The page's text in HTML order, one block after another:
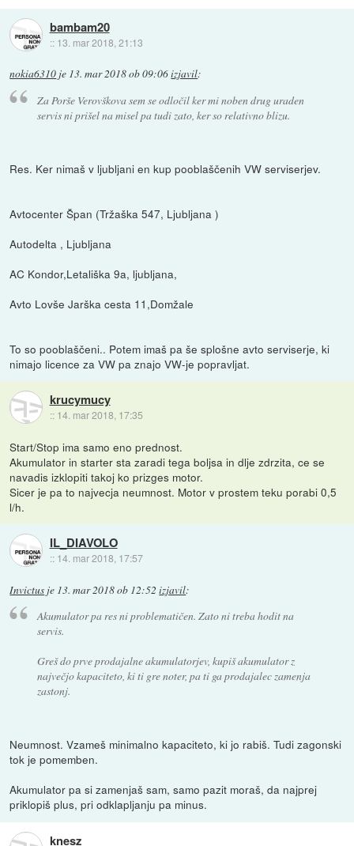
bambam20
:: 13. mar 2018, 21:13
nokia6310 je 13. mar 2018 ob 09:06izjavil:
Za Porše Verovškova sem se odločil ker mi noben drug uraden
servis ni prišel na misel pa tudi zato, ker so relativno blizu.
Res. Ker nimaš v ljubljani en kup pooblaščenih VW serviserjev.
Avtocenter Špan (Tržaška 547, Ljubljana )
Autodelta , Ljubljana
AC Kondor,Letališka 9a, ljubljana,
Avto Lovše Jarška cesta 11,Domžale
To so pooblaščeni.. Potem imaš pa še splošne avto serviserje, ki
nimajo licence za VW pa znajo VW-je popravljat.
krucymucy
:: 14. mar 2018, 17:35
Start/Stop ima samo eno prednost.
Akumulator in starter sta zaradi tega boljsa in dlje zdrzita, ce se
navadis izklopiti takoj ko prizges motor.
Sicer je pa to najvecja neumnost. Motor v prostem teku porabi 0,5
l/h.
IL_DIAVOLO
:: 14. mar 2018, 17:57
Invictus je 13. mar 2018 ob 12:52 izjavil:
Akumulator pa res ni problematičen. Zato ni treba hodit na
servis.
Greš do prve prodajalne akumulatorjev, kupiš akumulator z
največjo kapaciteto, ki ti gre noter, pa ti ga prodajalec zamenja
zastonj.
Neumnost. Vzameš minimalno kapaciteto, ki jo rabiš. Tudi zagonski
tok je pomemben.
Akumulator pa si zamenjaš sam, samo pazit moraš, da najprej
priklopiš plus, pri odklapljanju pa minus.
knesz